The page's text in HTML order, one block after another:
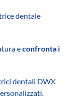
dentale
econfronta i
dentali DWX